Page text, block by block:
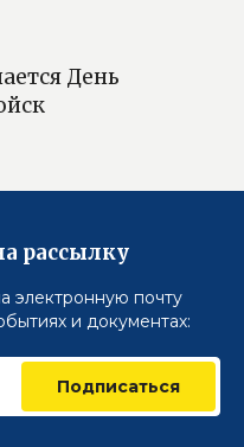
День
рассылку
электронную почту
и документах:
Подписаться